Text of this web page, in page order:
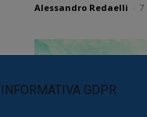
Alessandro Redaelli 7
INFORMATIVA GDPR